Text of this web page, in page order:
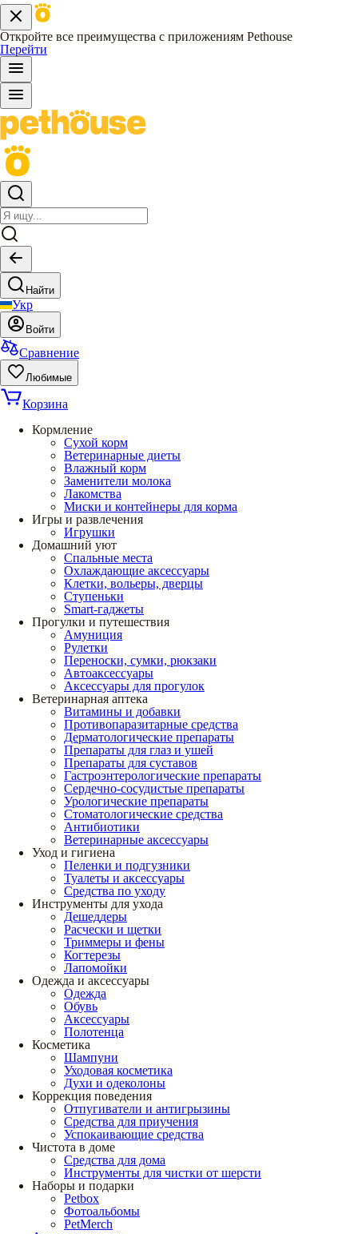
Откройте все преимущества с приложениям Pethouse
Перейти
Найти
Укр
Войти
Сравнение
Любимые
Корзина
Кормление
Сухой корм
Ветеринарные диеты
Влажный корм
Заменители молока
Лакомства
Миски и контейнеры для корма
Игры и развлечения
Игрушки
Домашний уют
Спальные места
Охлаждающие аксессуары
Клетки, вольеры, дверцы
Ступеньки
Smart-гаджеты
Прогулки и путешествия
Амуниция
Рулетки
Переноски, сумки, рюкзаки
Автоаксессуары
Аксессуары для прогулок
Ветеринарная аптека
Витамины и добавки
Противопаразитарные средства
Дерматологические препараты
Препараты для глаз и ушей
Препараты для суставов
Гастроэнтерологические препараты
Сердечно-сосудистые препараты
Урологические препараты
Стоматологические средства
Антибиотики
Ветеринарные аксессуары
Уход и гигиена
Пеленки и подгузники
Туалеты и аксессуары
Средства по уходу
Инструменты для ухода
Дешеддеры
Расчески и щетки
Триммеры и фены
Когтерезы
Лапомойки
Одежда и аксессуары
Одежда
Обувь
Аксессуары
Полотенца
Косметика
Шампуни
Уходовая косметика
Духи и одеколоны
Коррекция поведения
Отпугиватели и антигрызины
Средства для приучения
Успокаивающие средства
Чистота в доме
Средства для дома
Инструменты для чистки от шерсти
Наборы и подарки
Petbox
Фотоальбомы
PetMerch